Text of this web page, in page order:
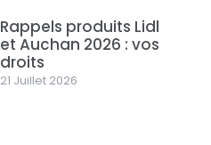
Rappels produits Lidl
et Auchan 2026 : vos
droits
21 Juillet 2026